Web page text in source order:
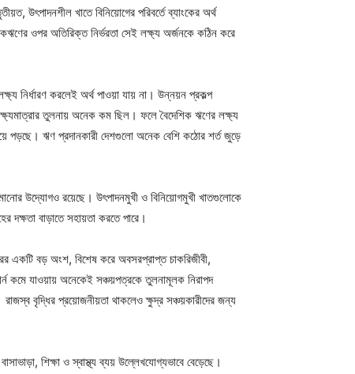
উৎপাদনশীল খাতে বিনিয়োগের পরিবর্তে ব্যাংকের অর্থ
ওপর অতিরিক্ত নির্ভরতা সেই লক্ষ্য অর্জনকে কঠিন করে
নির্ধারণ করলেই অর্থ পাওয়া যায় না। উন্নয়ন প্রকল্প
তুলনায় অনেক কম ছিল। ফলে বৈদেশিক ঋণের লক্ষ্য
পড়ছে। ঋণ প্রদানকারী দেশগুলো অনেক বেশি কঠোর শর্ত জুড়ে
উদ্যোগও রয়েছে। উৎপাদনমুখী ও বিনিয়োগমুখী খাতগুলোকে
দক্ষতা বাড়াতে সহায়তা করতে পারে।
একটি বড় অংশ, বিশেষ করে অবসরপ্রাপ্ত চাকরিজীবী,
কমে যাওয়ায় অনেকেই সঞ্চয়পত্রকে তুলনামূলক নিরাপদ
বৃদ্ধির প্রয়োজনীয়তা থাকলেও ক্ষুদ্র সঞ্চয়কারীদের জন্য
শিক্ষা ও স্বাস্থ্য ব্যয় উল্লেখযোগ্যভাবে বেড়েছে।